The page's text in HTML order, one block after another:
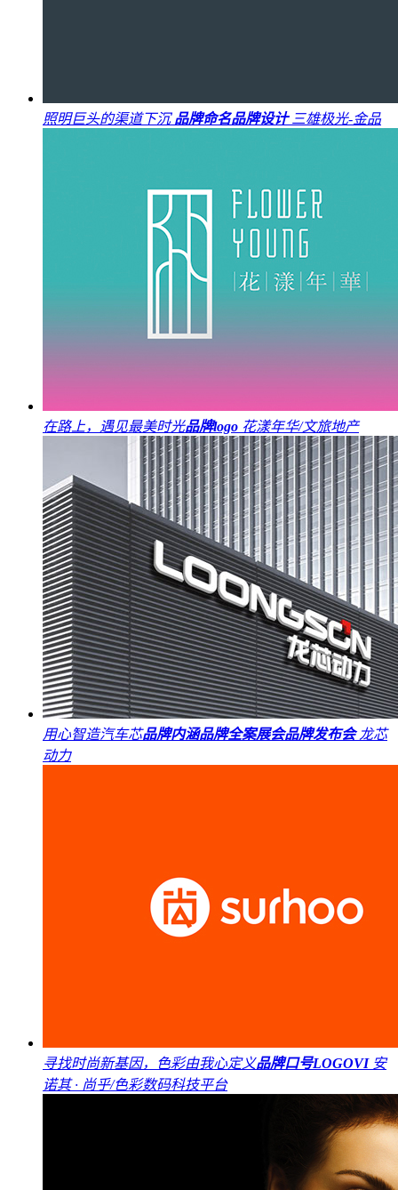
照明巨头的渠道下沉品牌命名品牌设计 三雄极光-金品
在路上，遇见最美时光品牌logo 花漾年华/文旅地产
用心智造汽车芯品牌内涵品牌全案展会品牌发布会 龙芯
动力
寻找时尚新基因，色彩由我心定义品牌口号LOGOVI 安
诺其 · 尚乎/色彩数码科技平台